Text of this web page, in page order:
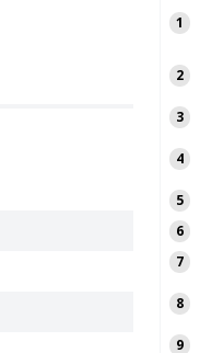
1
2
3
4
5
6
7
8
9